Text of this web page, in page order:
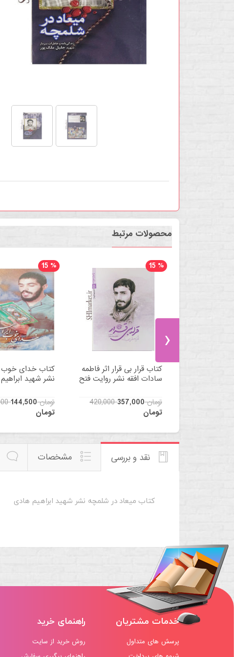
محصولات مرتبط
کتاب خدای خوب
نشر شهید
15 %
170,000 تومان144,500
تومان
کتاب قرار بی قرار اثر فاطمه
سادات افقه نشر روایت فتح
15 %
420,000 تومان357,000
تومان
›
نقد و بررسی مشخصات
کتاب میعاد در شلمچه نشر شهید ابراهیم هادی
خدمات مشتریان
پرسش های متداول
راهنمای خرید
روش خرید از سایت